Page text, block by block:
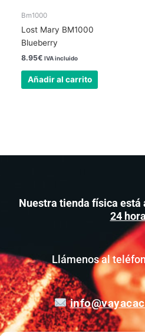
Bm1000
Lost Mary BM1000
Blueberry
8.95€ IVA incluido
Añadir al carrito
Nuestra tienda física está
24
Llámenos al